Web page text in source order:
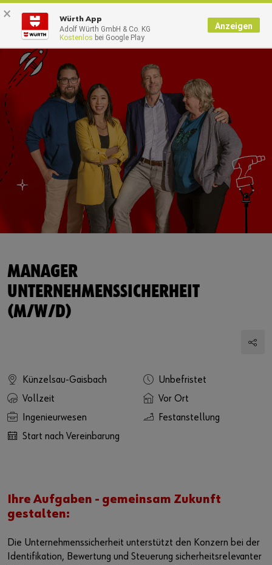
MANAGER
UNTERNEHMENSSICHERHEIT
(M/W/D)
Künzelsau-Gaisbach
Unbefristet
Vollzeit
Vor Ort
Ingenieurwesen
Festanstellung
Start nach Vereinbarung
Ihre Aufgaben - gemeinsam Zukunft
gestalten:
Die Unternehmenssicherheit unterstützt den Konzern bei der
Identifikation, Bewertung und Steuerung sicherheitsrelevanter
× Würth App
Adolf Würth GmbH & Co. KG
Kostenlos bei Google Play
Anzeigen